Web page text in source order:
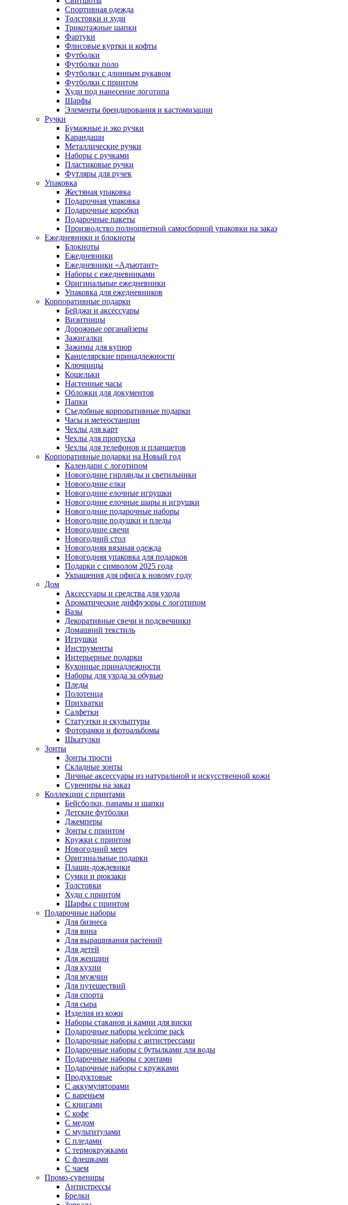
Спортивная одежда
Толстовки и худи
Трикотажные шапки
Фартуки
Флисовые куртки и кофты
Футболки
Футболки поло
Футболки с длинным рукавом
Футболки с принтом
Худи под нанесение логотипа
Шарфы
Элементы брендирования и кастомизации
Ручки
Бумажные и эко ручки
Карандаши
Металлические ручки
Наборы с ручками
Пластиковые ручки
Футляры для ручек
Упаковка
Жестяная упаковка
Подарочная упаковка
Подарочные коробки
Подарочные пакеты
Производство полноцветной самосборной упаковки на заказ
Ежедневники и блокноты
Блокноты
Ежедневники
Ежедневники «Адъютант»
Наборы с ежедневниками
Оригинальные ежедневники
Упаковка для ежедневников
Корпоративные подарки
Бейджи и аксессуары
Визитницы
Дорожные органайзеры
Зажигалки
Зажимы для купюр
Канцелярские принадлежности
Ключницы
Кошельки
Настенные часы
Обложки для документов
Папки
Съедобные корпоративные подарки
Часы и метеостанции
Чехлы для карт
Чехлы для пропуска
Чехлы для телефонов и планшетов
Корпоративные подарки на Новый год
Календари с логотипом
Новогодние гирлянды и светильники
Новогодние елки
Новогодние елочные игрушки
Новогодние елочные шары и игрушки
Новогодние подарочные наборы
Новогодние подушки и пледы
Новогодние свечи
Новогодний стол
Новогодняя вязаная одежда
Новогодняя упаковка для подарков
Подарки с символом 2025 года
Украшения для офиса к новому году
Дом
Аксессуары и средства для ухода
Ароматические диффузоры с логотипом
Вазы
Декоративные свечи и подсвечники
Домашний текстиль
Игрушки
Инструменты
Интерьерные подарки
Кухонные принадлежности
Наборы для ухода за обувью
Пледы
Полотенца
Прихватки
Салфетки
Статуэтки и скульптуры
Фоторамки и фотоальбомы
Шкатулки
Зонты
Зонты трости
Складные зонты
Личные аксессуары из натуральной и искусственной кожи
Сувениры на заказ
Коллекции с принтами
Бейсболки, панамы и шапки
Детские футболки
Джемперы
Зонты с принтом
Кружки с принтом
Новогодний мерч
Оригинальные подарки
Плащи-дождевики
Сумки и рюкзаки
Толстовки
Худи с принтом
Шарфы с принтом
Подарочные наборы
Для бизнеса
Для вина
Для выращивания растений
Для детей
Для женщин
Для кухни
Для мужчин
Для путешествий
Для спорта
Для сыра
Изделия из кожи
Наборы стаканов и камни для виски
Подарочные наборы welcome pack
Подарочные наборы с антистрессами
Подарочные наборы с бутылками для воды
Подарочные наборы с зонтами
Подарочные наборы с кружками
Продуктовые
С аккумуляторами
С вареньем
С книгами
С кофе
С медом
С мультитулами
С пледами
С термокружками
С флешками
С чаем
Промо-сувениры
Антистрессы
Брелки